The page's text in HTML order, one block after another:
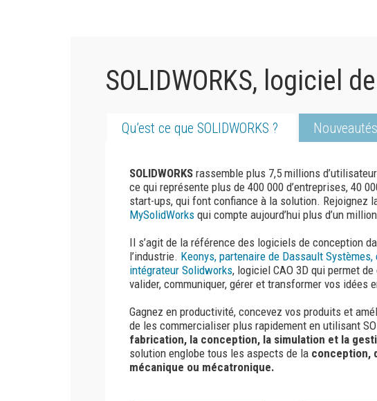
SOLIDWORKS, logiciel
Qu’est ce que SOLIDWORKS ?
SOLIDWORKS rassemble plus 7,5 millions
ce qui représente plus de 400 000 d’entreprises, 40
start-ups, qui font confiance à la solution. Rejoignez
MySolidWorks qui compte aujourd’hui plus d’un
Il s’agit de la référence des logiciels de conception
l’industrie. Keonys, partenaire de Dassault
intégrateur Solidworks, logiciel CAO 3D qui permet de
valider, communiquer, gérer et transformer vos idées
Gagnez en productivité, concevez vos produits et
de les commercialiser plus rapidement en utilisant
fabrication, la conception, la simulation et la
solution englobe tous les aspects de la conception,
mécanique ou mécatronique.